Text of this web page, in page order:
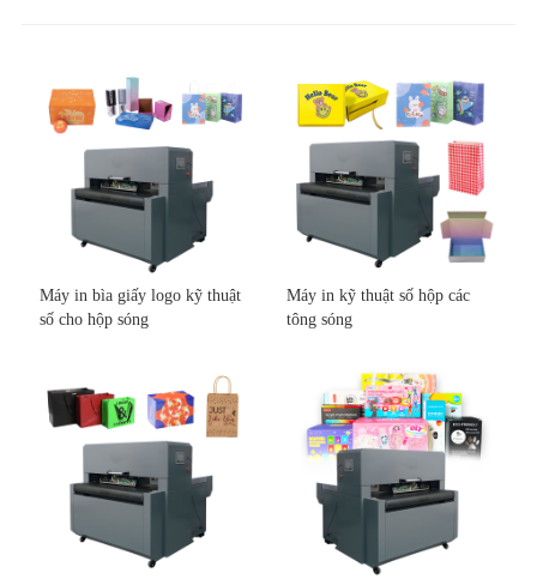
Máy in bìa giấy logo kỹ thuật
số cho hộp sóng
Máy in kỹ thuật số hộp các
tông sóng